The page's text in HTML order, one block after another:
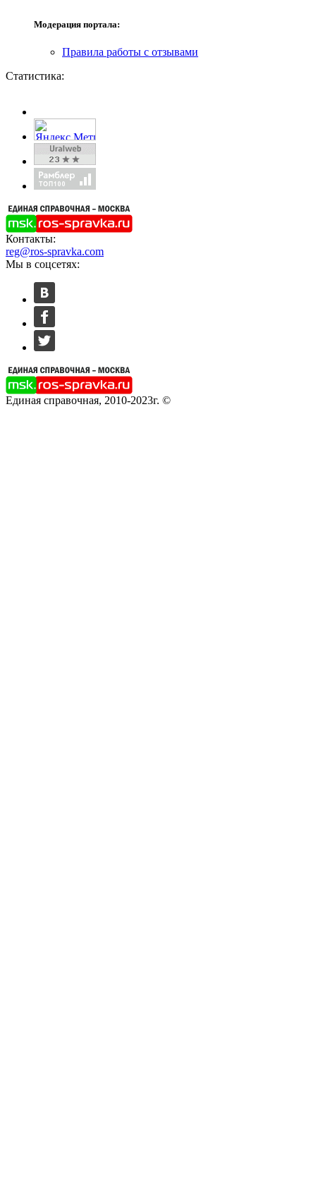
Модерация портала:
Правила работы с отзывами
Статистика:
Контакты:
reg@ros-spravka.com
Мы в соцсетях:
Единая справочная, 2010-2023г. ©